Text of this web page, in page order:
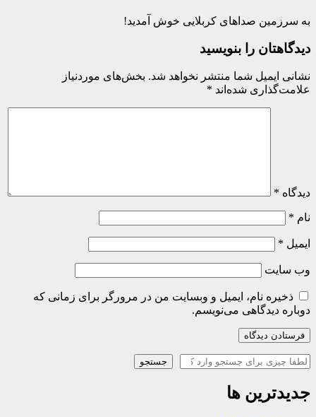
به سرزمین صداهای کربلایی خوش آمدید!
دیدگاهتان را بنویسید
نشانی ایمیل شما منتشر نخواهد شد. بخش‌های موردنیاز
علامت‌گذاری شده‌اند *
دیدگاه *
نام *
ایمیل *
وب‌ سایت
ذخیره نام، ایمیل و وبسایت من در مرورگر برای زمانی که
دوباره دیدگاهی می‌نویسم.
جستجو جستجو
جدیدترین ها